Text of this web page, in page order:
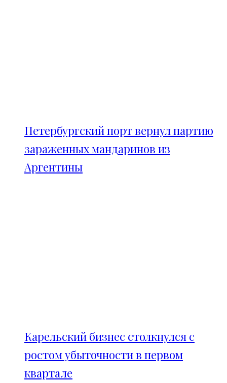
Петербургский порт вернул партию
зараженных мандаринов из
Аргентины
Карельский бизнес столкнулся с
ростом убыточности в первом
квартале